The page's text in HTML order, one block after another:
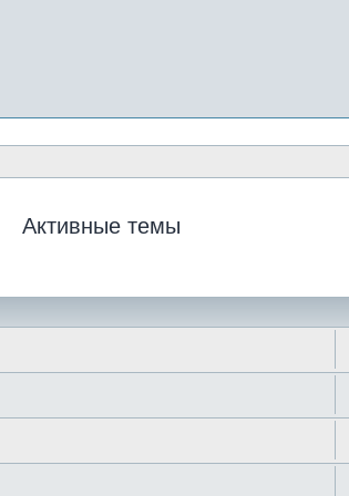
Активные темы